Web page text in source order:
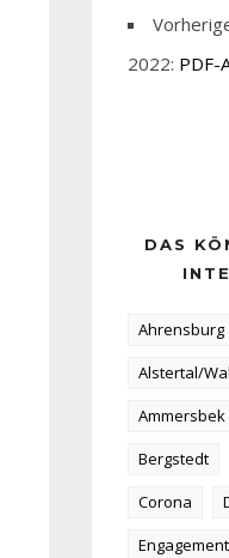
2022: PDF-
DAS
Ahrensburg
Alstertal/
Ammersbek
Bergstedt
Corona
Engagement